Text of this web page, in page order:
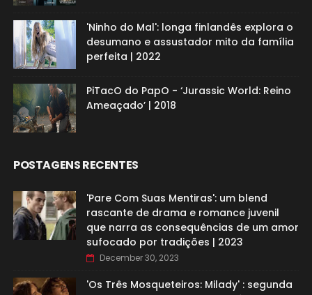
'Ninho do Mal': longa finlandês explora o
desumano e assustador mito da família
perfeita | 2022
PiTacO do PapO - ‘Jurassic World: Reino
Ameaçado’ | 2018
POSTAGENS RECENTES
'Pare Com Suas Mentiras': um blend
rascante de drama e romance juvenil
que narra as consequências de um amor
sufocado por tradições | 2023
December 30, 2023
'Os Três Mosqueteiros: Milady' : segunda